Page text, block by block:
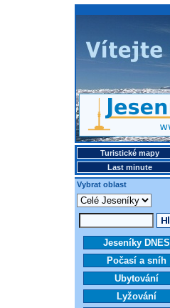
Turistické mapy
Last minute
Vybrat oblast
Jeseníky DNES
Počasí a sníh
Ubytování
Lyžování